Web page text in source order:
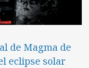
de Magma de
eclipse solar